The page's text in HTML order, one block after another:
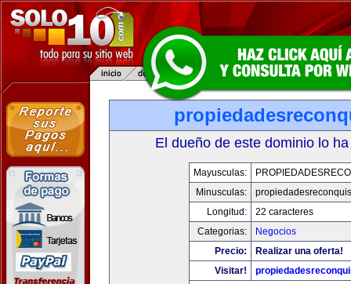
El dueño de este dominio lo
Mayusculas:
Minusculas:
Longitud:
22 caracteres
Categorias:
Negocios
Precio:
Realizar una oferta!
Visitar!